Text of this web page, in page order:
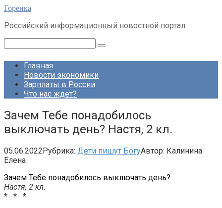
Перейти
контенту
Горенка
Российский информационный новостной портал
Главная
Новости экономики
Зарплаты в России
Что нас ждет?
Зачем Тебе понадобилось
выключать день? Настя, 2 кл.
05.06.2022Рубрика: Дети пишут БогуАвтор: Калинина
Елена
Зачем Тебе понадобилось выключать день?
Настя, 2 кл.
* * *